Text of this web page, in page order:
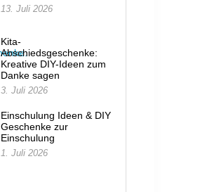
13. Juli 2026
Kita-
Abschiedsgeschenke:
Kreative DIY-Ideen zum
Danke sagen
3. Juli 2026
Einschulung Ideen & DIY
Geschenke zur
Einschulung
1. Juli 2026